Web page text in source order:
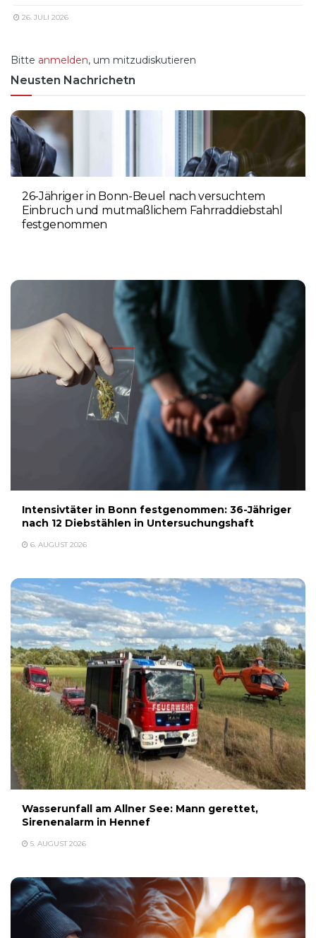
26. JULI 2026
Bitte anmelden, um mitzudiskutieren
Neusten Nachrichetn
26-Jähriger in Bonn-Beuel nach versuchtem
Einbruch und mutmaßlichem Fahrraddiebstahl
festgenommen
Intensivtäter in Bonn festgenommen: 36-Jähriger
nach 12 Diebstählen in Untersuchungshaft
6. AUGUST 2026
Wasserunfall am Allner See: Mann gerettet,
Sirenenalarm in Hennef
5. AUGUST 2026